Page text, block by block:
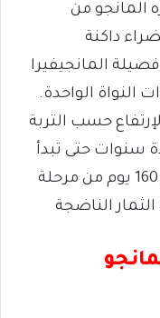
المانجو من
داكنة
متر وهي من فصيلة المانجيفيرا
النواة الواحدة.
حسب التربة
سنوات حتى تبدأ
بالإعطاء وتعطي ثمار لمدة 100 أو 160 يوم من مرحلة
الناضجة